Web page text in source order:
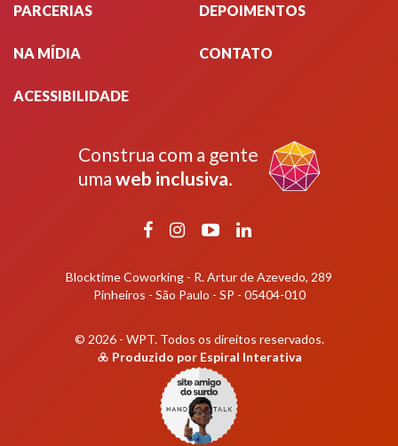
PARCERIAS DEPOIMENTOS
NA MÍDIA CONTATO
ACESSIBILIDADE
Construa com a gente
uma web inclusiva.
Facebook
Instagram
YouTubeLinkedIn
Blocktime Coworking - R. Artur de Azevedo, 289
Pinheiros - São Paulo - SP - 05404-010
© 2026 - WPT. Todos os direitos reservados.
Produzido por Espiral Interativa